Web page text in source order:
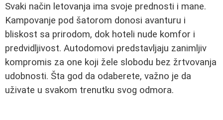
Svaki način letovanja ima svoje prednosti i mane.
Kampovanje pod šatorom donosi avanturu i
bliskost sa prirodom, dok hoteli nude komfor i
predvidljivost. Autodomovi predstavljaju zanimljiv
kompromis za one koji žele slobodu bez žrtvovanja
udobnosti. Šta god da odaberete, važno je da
uživate u svakom trenutku svog odmora.